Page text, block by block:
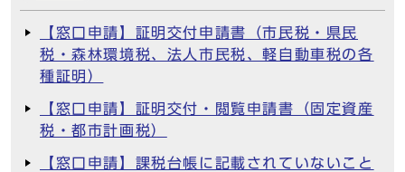
【窓口申請】証明交付申請書（市民税・県民
税・森林環境税、法人市民税、軽自動車税の各
種証明）
【窓口申請】証明交付・閲覧申請書（固定資産
税・都市計画税）
【窓口申請】課税台帳に記載されていないこと